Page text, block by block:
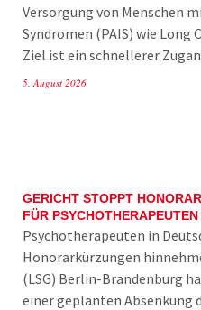
Versorgung von Menschen
Syndromen (PAIS) wie Long
Ziel ist ein schnellerer
5. August 2026
GERICHT STOPPT
FÜR
Psychotherapeuten in
Honorarkürzungen
(LSG) Berlin-Brandenburg
einer geplanten Absenkung